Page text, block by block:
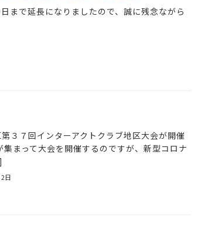
まで延長になりましたので、誠に残念ながら
３７回インターアクトクラブ地区大会が開催
まって大会を開催するのですが、新型コロナ
日